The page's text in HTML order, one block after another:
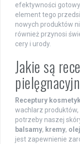
efektywności
element tego
nowych produktów
również przynosi
cery i urody.
Jakie są
Receptury
wachlarz
potrzeby naszej
balsamy, kremy,
jest zapewnienie